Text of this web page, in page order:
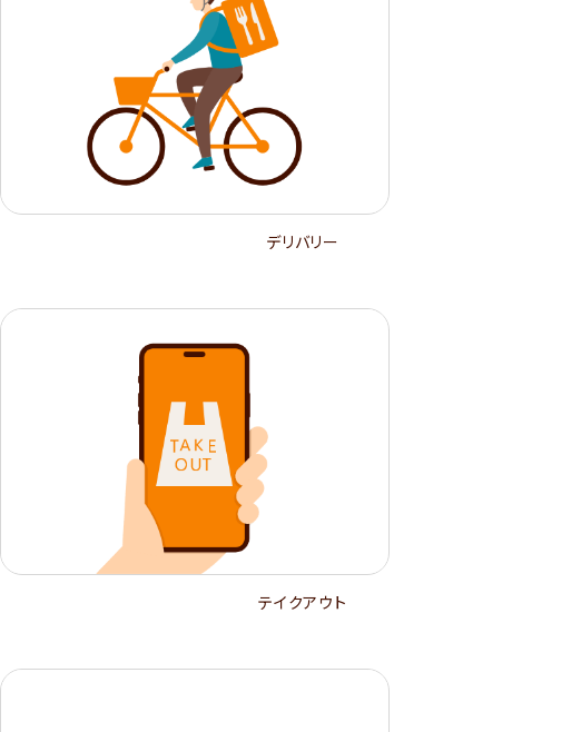
デリバリー
テイクアウト